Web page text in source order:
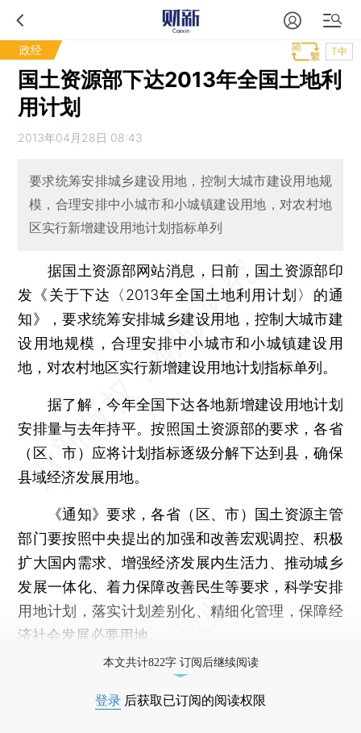
政经 T中
国土资源部下达2013年全国土地利
用计划
2013年04月28日 08:43
要求统筹安排城乡建设用地，控制大城市建设用地规
模，合理安排中小城市和小城镇建设用地，对农村地
区实行新增建设用地计划指标单列
据国土资源部网站消息，日前，国土资源部印
发《关于下达〈2013年全国土地利用计划〉的通
知》，要求统筹安排城乡建设用地，控制大城市建
设用地规模，合理安排中小城市和小城镇建设用
地，对农村地区实行新增建设用地计划指标单列。
据了解，今年全国下达各地新增建设用地计划
安排量与去年持平。按照国土资源部的要求，各省
（区、市）应将计划指标逐级分解下达到县，确保
县域经济发展用地。
《通知》要求，各省（区、市）国土资源主管
部门要按照中央提出的加强和改善宏观调控、积极
扩大国内需求、增强经济发展内生活力、推动城乡
发展一体化、着力保障改善民生等要求，科学安排
用地计划，落实计划差别化、精细化管理，保障经
济社会发展必要用地。
本文共计822字 订阅后继续阅读
登录 后获取已订阅的阅读权限